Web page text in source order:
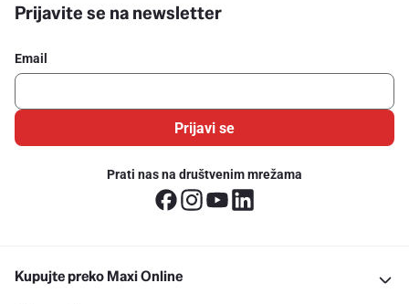
Prijavite se na newsletter
Email
Prijavi se
Prati nas na društvenim mrežama
Kupujte preko Maxi Online